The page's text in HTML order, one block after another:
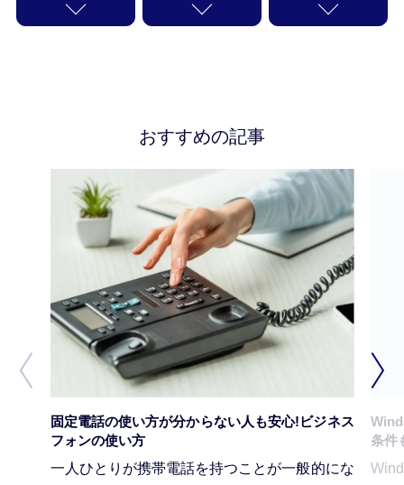
#運輸業・郵便業 #複合機
#でんき・照明 #空調
おすすめの記事
固定電話の使い方が分からない人も安心!ビジネス
フォンの使い方
一人ひとりが携帯電話を持つことが一般的にな
条件